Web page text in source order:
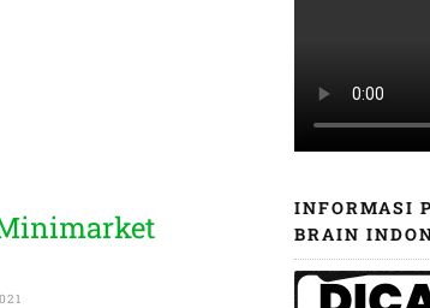
INFORMASI
BRAIN